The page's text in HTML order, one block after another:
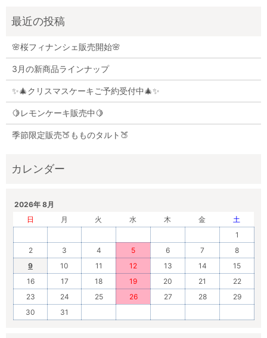
🌸桜フィナンシェ販売開始🌸
3月の新商品ラインナップ
✨🎄クリスマスケーキご予約受付中🎄✨
🍋レモンケーキ販売中🍋
季節限定販売🍑もものタルト🍑
2026年 8月
日
月 火 水 木 金
土
1
2
3 4 5 6 7
8
9
10 11 12 13 14
15
16
17 18 19 20 21
22
23
24 25 26 27 28
29
30
31